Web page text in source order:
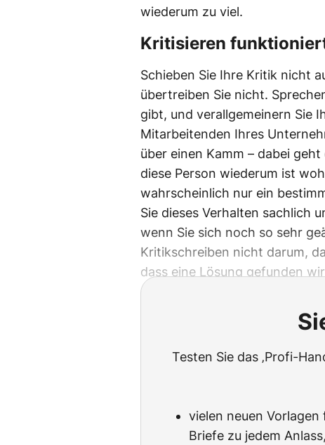
wiederum zu viel.
Kritisieren
Schieben Sie Ihre Kritik nicht
übertreiben Sie nicht.
gibt, und verallgemeinern Sie
Mitarbeitenden Ihres
über einen Kamm – dabei
diese Person wiederum ist
wahrscheinlich nur ein
Sie dieses Verhalten sachlich
wenn Sie sich noch so sehr
Kritikschreiben nicht darum,
dass eine Lösung gefunden
Testen Sie das ‚Profi-
vielen neuen
Briefe zu jedem Anlass,